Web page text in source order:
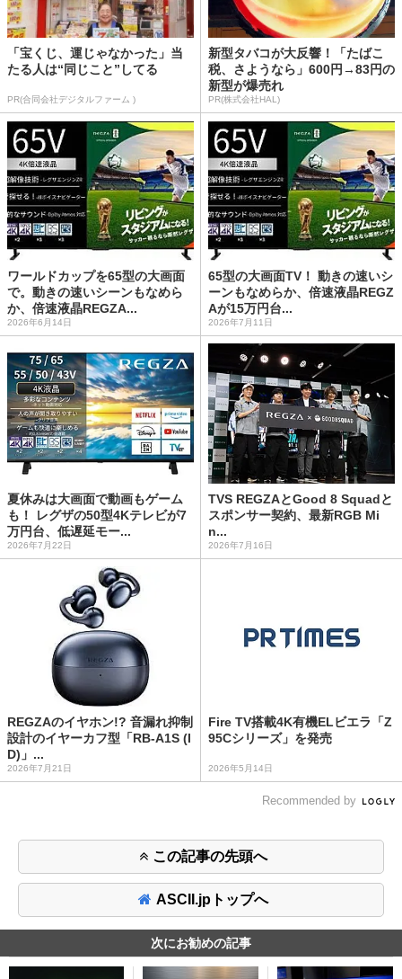
「宝くじ、運じゃなかった」当
たる人は“同じこと”してる
PR(合同会社デジタルファーム )
新型タバコが大反響！「たばこ
税、さようなら」600円→83円の
新型が爆売れ
PR(株式会社HAL)
ワールドカップを65型の大画面
で。動きの速いシーンもなめら
か、倍速液晶REGZA...
2026年6月14日
65型の大画面TV！ 動きの速いシ
ーンもなめらか、倍速液晶REGZ
Aが15万円台...
2026年7月11日
夏休みは大画面で動画もゲーム
も！ レグザの50型4Kテレビが7
万円台、低遅延モー...
2026年7月22日
TVS REGZAとGood 8 Squadと
スポンサー契約、最新RGB Mi
n...
2026年7月16日
REGZAのイヤホン!? 音漏れ抑制
設計のイヤーカフ型「RB-A1S (I
D)」...
2026年7月21日
Fire TV搭載4K有機ELビエラ「Z
95Cシリーズ」を発売
2026年5月14日
Recommended by
この記事の先頭へ
ASCII.jpトップへ
次にお勧めの記事